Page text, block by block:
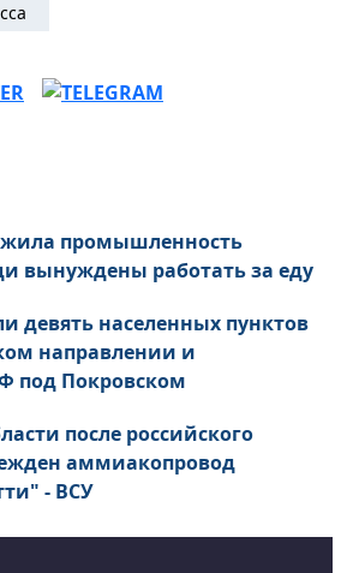
промышленность
вынуждены работать за еду
девять населенных пунктов
направлении и
под Покровском
после российского
аммиакопровод
- ВСУ